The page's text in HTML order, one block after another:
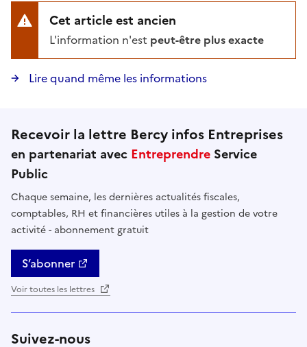
Cet article est ancien
L'information n'est peut-être plus exacte
Lire quand même les informations
Recevoir la lettre Bercy infos Entreprises
en partenariat avec Entreprendre Service
Public
Chaque semaine, les dernières actualités fiscales,
comptables, RH et financières utiles à la gestion de votre
activité - abonnement gratuit
S’abonner
Voir toutes les lettres
Suivez-nous